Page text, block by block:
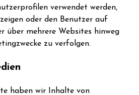
verwendet werden,
oder den Benutzer auf
über mehrere Websites hinweg
zu verfolgen.
haben wir Inhalte von